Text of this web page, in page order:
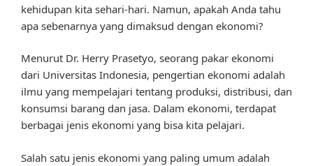
kehidupan kita sehari-hari. Namun, apakah Anda tahu
apa sebenarnya yang dimaksud dengan ekonomi?
Menurut Dr. Herry Prasetyo, seorang pakar ekonomi
dari Universitas Indonesia, pengertian ekonomi adalah
ilmu yang mempelajari tentang produksi, distribusi, dan
konsumsi barang dan jasa. Dalam ekonomi, terdapat
berbagai jenis ekonomi yang bisa kita pelajari.
Salah satu jenis ekonomi yang paling umum adalah